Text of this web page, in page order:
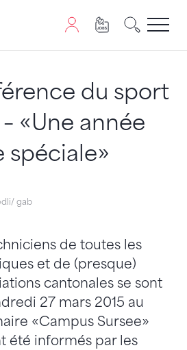
sitenpour naviguer sur ce site.
du sport
«Une année
spéciale»
gab
de toutes les
et de (presque)
cantonales se sont
27 mars 2015 au
«Campus Sursee»
été informés par les